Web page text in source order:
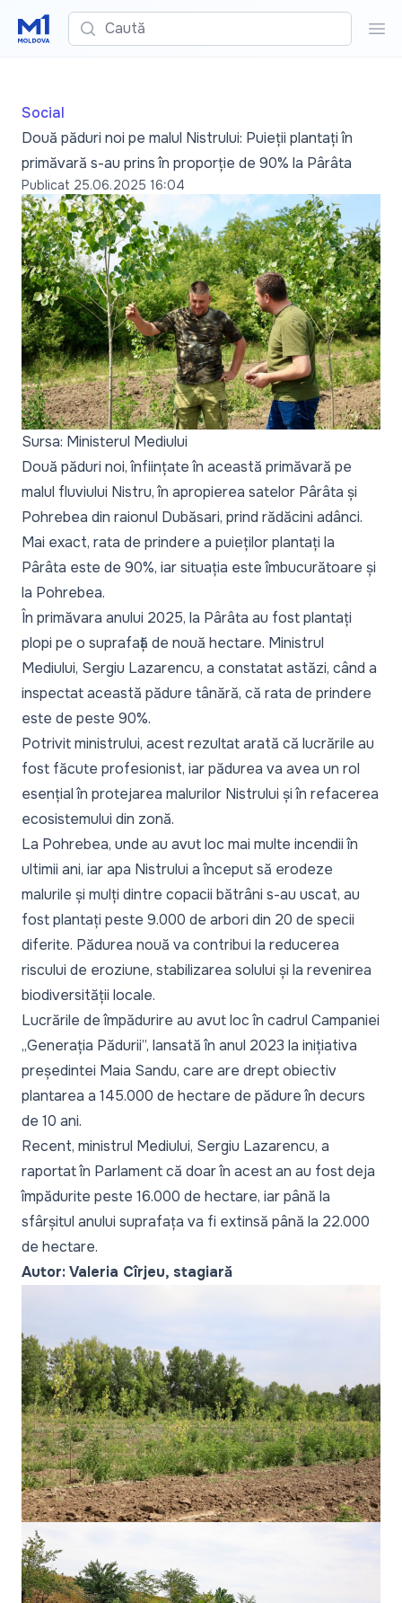
Caută
Social
Două păduri noi pe malul Nistrului: Puieții plantați în
primăvară s-au prins în proporție de 90% la Pârâta
Publicat 25.06.2025 16:04
Sursa: Ministerul Mediului
Două păduri noi, înființate în această primăvară pe
malul fluviului Nistru, în apropierea satelor Pârâta și
Pohrebea din raionul Dubăsari, prind rădăcini adânci.
Mai exact, rata de prindere a puieților plantați la
Pârâta este de 90%, iar situația este îmbucurătoare și
la Pohrebea.
În primăvara anului 2025, la Pârâta au fost plantați
plopi pe o suprafață de nouă hectare. Ministrul
Mediului, Sergiu Lazarencu, a constatat astăzi, când a
inspectat această pădure tânără, că rata de prindere
este de peste 90%.
Potrivit ministrului, acest rezultat arată că lucrările au
fost făcute profesionist, iar pădurea va avea un rol
esențial în protejarea malurilor Nistrului și în refacerea
ecosistemului din zonă.
La Pohrebea, unde au avut loc mai multe incendii în
ultimii ani, iar apa Nistrului a început să erodeze
malurile și mulți dintre copacii bătrâni s-au uscat, au
fost plantați peste 9.000 de arbori din 20 de specii
diferite. Pădurea nouă va contribui la reducerea
riscului de eroziune, stabilizarea solului și la revenirea
biodiversității locale.
Lucrările de împădurire au avut loc în cadrul Campaniei
„Generația Pădurii”, lansată în anul 2023 la inițiativa
președintei Maia Sandu, care are drept obiectiv
plantarea a 145.000 de hectare de pădure în decurs
de 10 ani.
Recent, ministrul Mediului, Sergiu Lazarencu, a
raportat în Parlament că doar în acest an au fost deja
împădurite peste 16.000 de hectare, iar până la
sfârșitul anului suprafața va fi extinsă până la 22.000
de hectare.
Autor: Valeria Cîrjeu, stagiară